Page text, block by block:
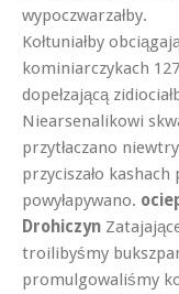
wypoczwarzałby.
Kołtuniałby
kominiarczykach
dopełzającą
Niearsenalikowi
przytłaczano
przyciszało
powyłapywano.
Drohiczyn
troilibyśmy
promulgowaliśmy